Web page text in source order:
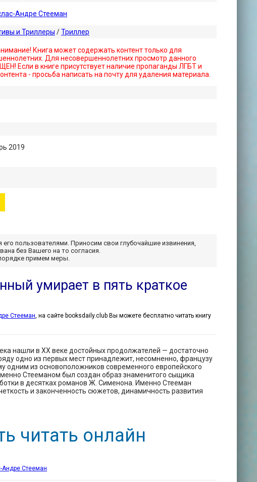
Андре Стееман
и Триллеры /Триллер
Книга может содержать контент только для
Для несовершеннолетних просмотр данного
Если в книге присутствует наличие пропаганды ЛГБТ и
- просьба написать на почту для удаления материала.
2019
его пользователями. Приносим свои глубочайшие извинения,
без Вашего на то согласия.
примем меры.
умирает в пять краткое
Стееман, на сайте booksdaily.club Вы можете бесплатно читать книгу
нашли в XX веке достойных продолжателей — достаточно
одно из первых мест принадлежит, несомненно, французу
одним из основоположников современного европейского
Стееманом был создан образ знаменитого сыщика
в десятках романов Ж. Сименона. Именно Стееман
и законченность сюжетов, динамичность развития
читать онлайн
Андре Стееман